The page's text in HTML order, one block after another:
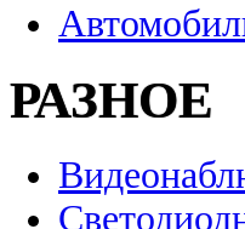
РАЗНОЕ